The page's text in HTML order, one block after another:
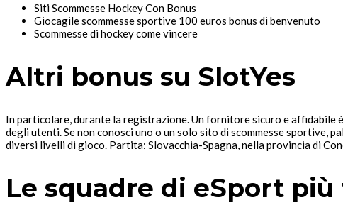
Siti Scommesse Hockey Con Bonus
Giocagile scommesse sportive 100 euros bonus di benvenuto
Scommesse di hockey come vincere
Altri bonus su SlotYes
In particolare, durante la registrazione. Un fornitore sicuro e affidabile
degli utenti. Se non conosci uno o un solo sito di scommesse sportive,
diversi livelli di gioco. Partita: Slovacchia-Spagna, nella provincia di
Le squadre di eSport più